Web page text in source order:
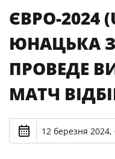
ЄВРО-2024
ЮНАЦЬКА
ПРОВЕДЕ
МАТЧ
12 березня 2024,